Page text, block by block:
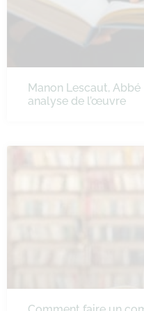
Manon Lescaut,
analyse de l’œuvre